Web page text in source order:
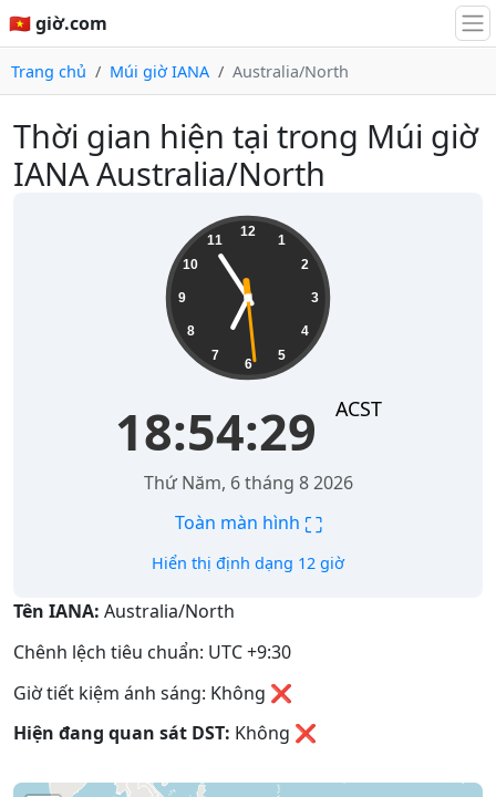
🇻🇳 giờ.com
Trang chủ Múi giờ IANA Australia/North
Thời gian hiện tại trong Múi giờ
IANA Australia/North
12
1
2
3
4
5
6
7
8
9
10
11
18:54:29 ACST
Thứ Năm, 6 tháng 8 2026
Toàn màn hình ⛶
Hiển thị định dạng 12 giờ
Tên IANA: Australia/North
Chênh lệch tiêu chuẩn: UTC +9:30
Giờ tiết kiệm ánh sáng: Không ❌
Hiện đang quan sát DST: Không ❌